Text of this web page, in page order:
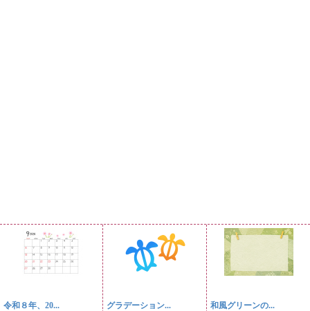
令和８年、20... グラデーション... 和風グリーンの...